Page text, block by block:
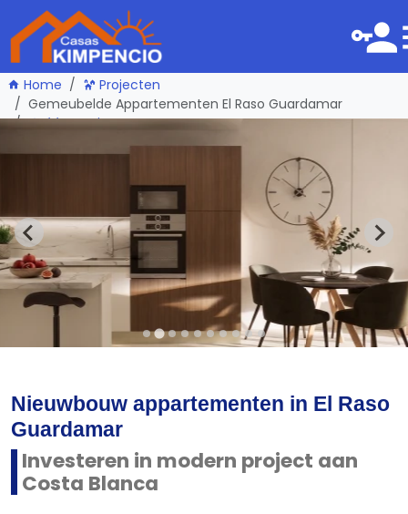
Home
Projecten
Gemeubelde Appartementen El Raso Guardamar
één pagina terug
Nieuwbouw appartementen in El Raso
Guardamar
Investeren in modern project aan
Costa Blanca